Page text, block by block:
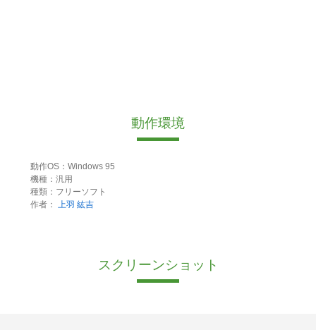
動作環境
動作OS：Windows 95
機種：汎用
種類：フリーソフト
作者： 上羽 紘吉
スクリーンショット